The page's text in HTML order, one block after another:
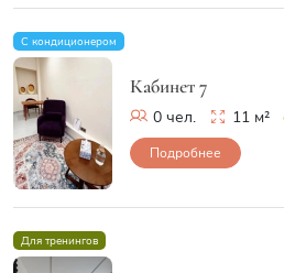
С кондиционером
Кабинет 7
0 чел. 11 м²
Подробнее
Для тренингов